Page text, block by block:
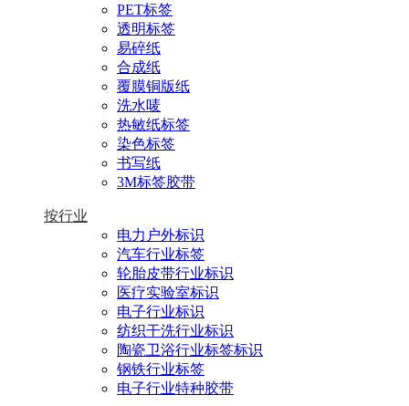
PET标签
透明标签
易碎纸
合成纸
覆膜铜版纸
洗水唛
热敏纸标签
染色标签
书写纸
3M标签胶带
按行业
电力户外标识
汽车行业标签
轮胎皮带行业标识
医疗实验室标识
电子行业标识
纺织干洗行业标识
陶瓷卫浴行业标签标识
钢铁行业标签
电子行业特种胶带